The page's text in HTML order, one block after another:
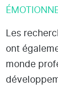
Les
ont
monde